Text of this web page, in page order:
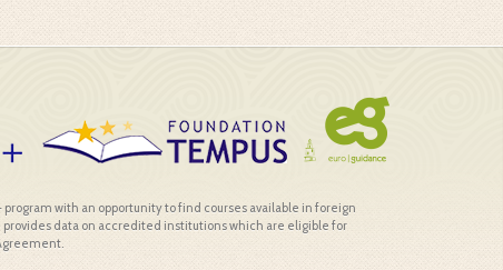
with an opportunity to find courses available in foreign
provides data on accredited institutions which are eligible for